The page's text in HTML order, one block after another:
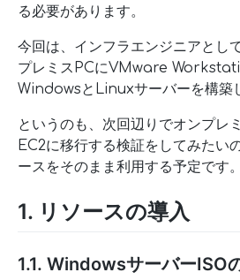
る必要があります。
今回は、インフラエンジニアとし
プレミスPCにVMware
WindowsとLinuxサーバーを構築
というのも、次回辺りでオンプレ
EC2に移行する検証をしてみたい
ースをそのまま利用する予定です。
1. リソースの導入
1.1. WindowsサーバーISO